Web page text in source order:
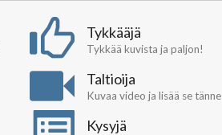
Tykkääjä
Tykkää kuvista ja paljon!
Taltioija
Kuvaa video ja lisää se tänne
Kysyjä